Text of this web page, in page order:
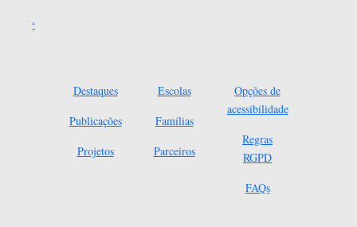
Destaques
Publicações
Projetos
Escolas
Famílias
Parceiros
Opções de
acessibilidade
Regras
RGPD
FAQs